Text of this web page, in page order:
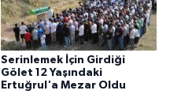
Serinlemek İçin Girdiği
Gölet 12 Yaşındaki
Ertuğrul'a Mezar Oldu